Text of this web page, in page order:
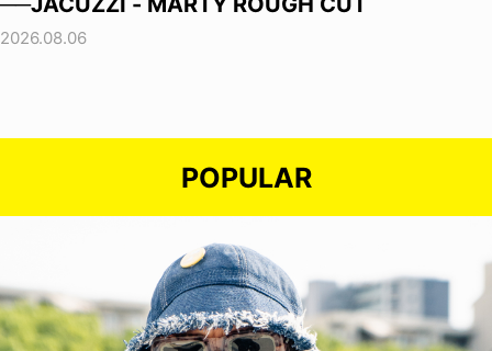
2026.08.06
POPULAR